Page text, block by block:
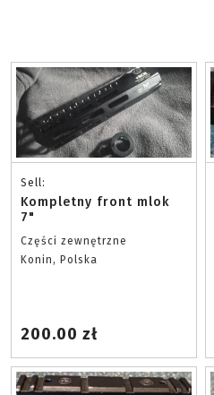
Sell:
Kompletny front mlok
7"
Części zewnętrzne
Konin, Polska
200.00 zł